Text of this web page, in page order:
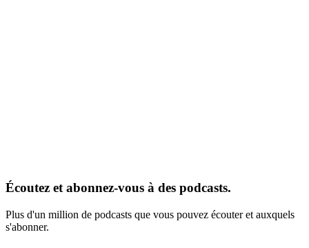
Écoutez et abonnez-vous à des podcasts.
Plus d'un million de podcasts que vous pouvez écouter et auxquels
s'abonner.